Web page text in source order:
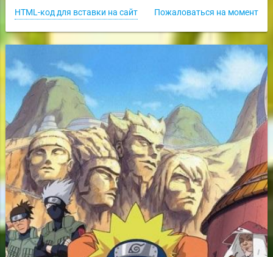
Пожаловаться на момент
HTML-код для вставки на сайт